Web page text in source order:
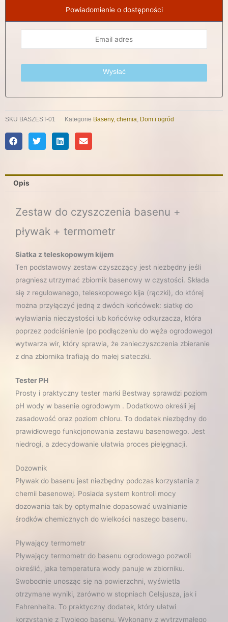
Powiadomienie o dostępności
Wysłać
SKU BASZEST-01 Kategorie Baseny, chemia, Dom i ogród
Opis
Zestaw do czyszczenia basenu +
pływak + termometr
Siatka z teleskopowym kijem
Ten podstawowy zestaw czyszczący jest niezbędny jeśli
pragniesz utrzymać zbiornik basenowy w czystości. Składa
się z regulowanego, teleskopowego kija (rączki), do której
można przyłączyć jedną z dwóch końcówek: siatkę do
wyławiania nieczystości lub końcówkę odkurzacza, która
poprzez podciśnienie (po podłączeniu do węża ogrodowego)
wytwarza wir, który sprawia, że zanieczyszczenia zbieranie
z dna zbiornika trafiają do małej siateczki.
Tester PH
Prosty i praktyczny tester marki Bestway sprawdzi poziom
pH wody w basenie ogrodowym . Dodatkowo określi jej
zasadowość oraz poziom chloru. To dodatek niezbędny do
prawidłowego funkcjonowania zestawu basenowego. Jest
niedrogi, a zdecydowanie ułatwia proces pielęgnacji.
Dozownik
Pływak do basenu jest niezbędny podczas korzystania z
chemii basenowej. Posiada system kontroli mocy
dozowania tak by optymalnie dopasować uwalnianie
środków chemicznych do wielkości naszego basenu.
Pływający termometr
Pływający termometr do basenu ogrodowego pozwoli
określić, jaka temperatura wody panuje w zbiorniku.
Swobodnie unosząc się na powierzchni, wyświetla
otrzymane wyniki, zarówno w stopniach Celsjusza, jak i
Fahrenheita. To praktyczny dodatek, który ułatwi
korzystanie z Twojego basenu. Wykonany z wytrzymałego